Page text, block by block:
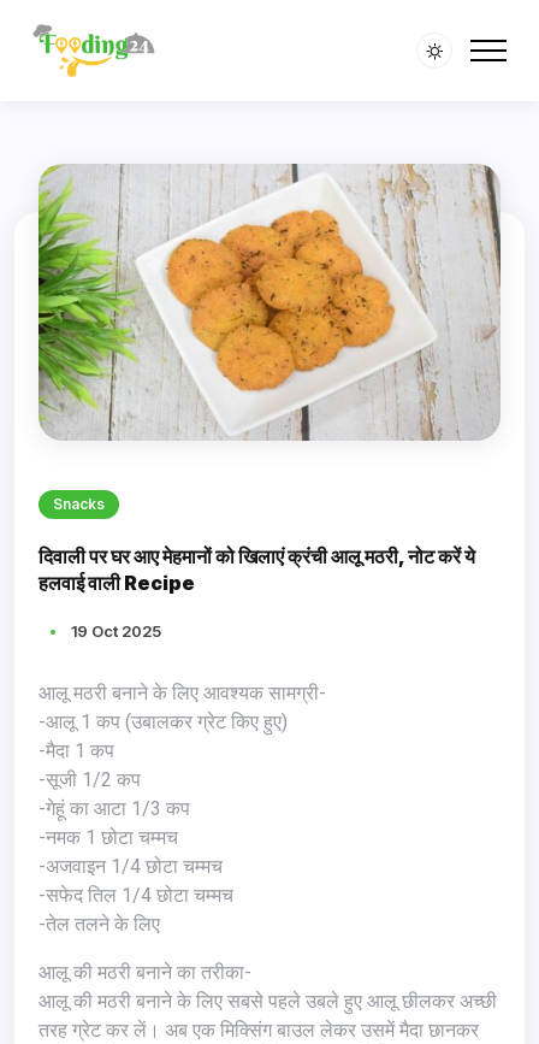
Snacks
दिवाली पर घर आए मेहमानों को खिलाएं क्रंची आलू मठरी, नोट करें ये
हलवाई वाली Recipe
19 Oct 2025
आलू मठरी बनाने के लिए आवश्यक सामग्री-
-आलू 1 कप (उबालकर ग्रेट किए हुए)
-मैदा 1 कप
-सूजी 1/2 कप
-गेहूं का आटा 1/3 कप
-नमक 1 छोटा चम्मच
-अजवाइन 1/4 छोटा चम्मच
-सफेद तिल 1/4 छोटा चम्मच
-तेल तलने के लिए
आलू की मठरी बनाने का तरीका-
आलू की मठरी बनाने के लिए सबसे पहले उबले हुए आलू छीलकर अच्छी
तरह ग्रेट कर लें। अब एक मिक्सिंग बाउल लेकर उसमें मैदा छानकर